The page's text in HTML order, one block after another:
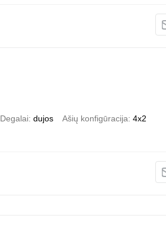
Degalai dujos Ašių konfigūracija 4x2